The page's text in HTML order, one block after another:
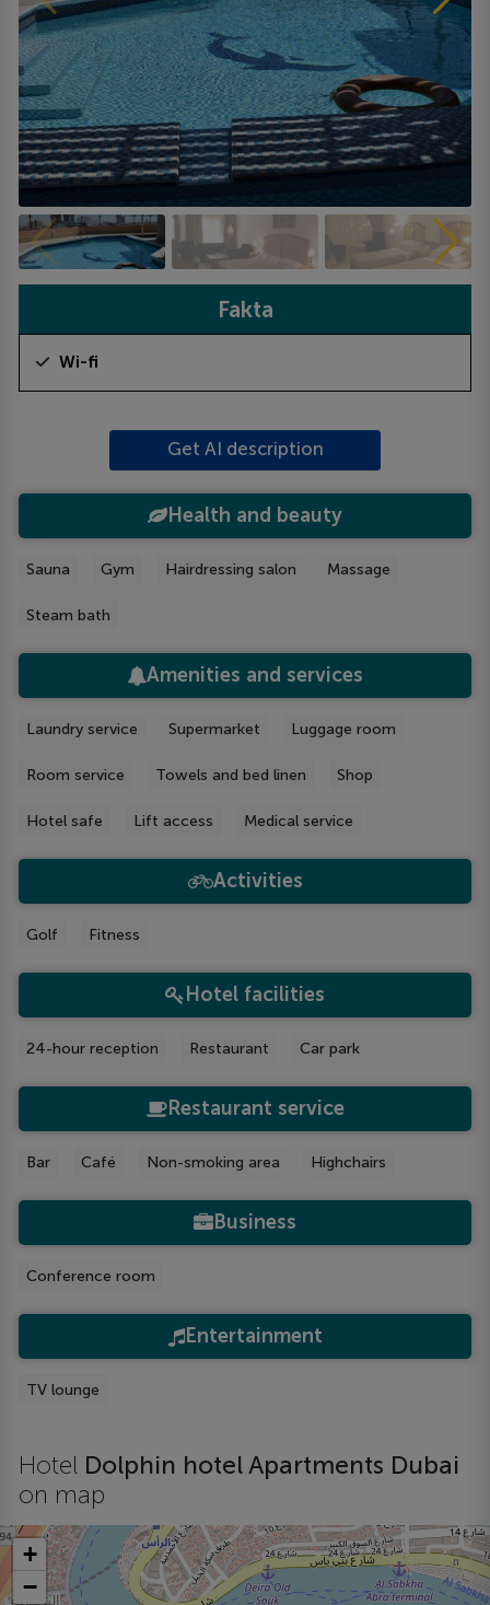
Fakta
Wi-fi
Get AI description
Health and beauty
Sauna Gym Hairdressing salon Massage
Steam bath
Amenities and services
Laundry service Supermarket Luggage room
Room service Towels and bed linen Shop
Hotel safe Lift access Medical service
Activities
Golf Fitness
Hotel facilities
24-hour reception Restaurant Car park
Restaurant service
Bar Café Non-smoking area Highchairs
Business
Conference room
Entertainment
TV lounge
Hotel Dolphin hotel Apartments Dubai
on map
+
−